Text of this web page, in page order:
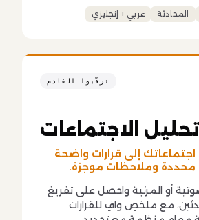
المحادثة عربي + إنجليزي
ترقّبوا القادم
الاجتماعات
إلى قرارات واضحة
وملاحظات موجزة.
أو المرئية واحصل على تفريغ
مع ملخصٍ وافٍ للقرارات